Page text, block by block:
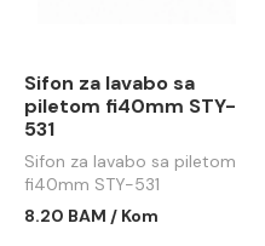
Sifon za lavabo sa
piletom fi40mm STY-
531
Sifon za lavabo sa piletom
fi40mm STY-531
8.20 BAM / Kom